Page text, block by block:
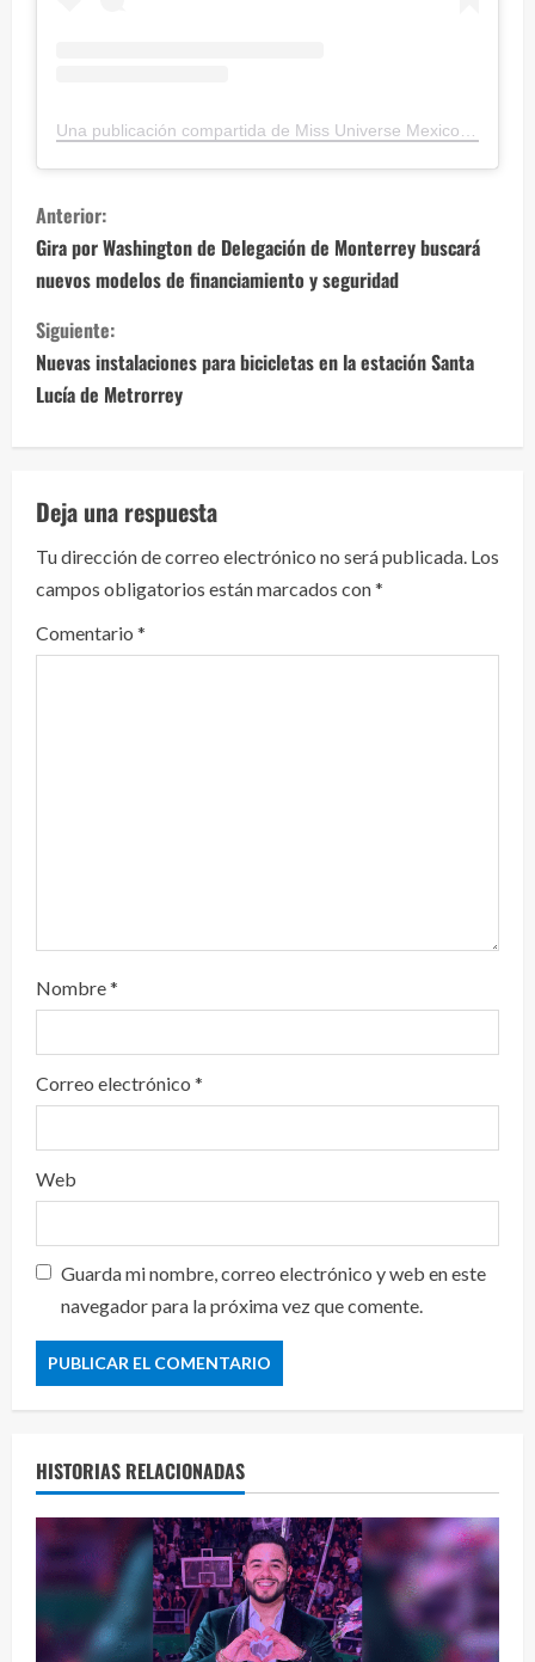
S
i
g
u
e
l
e
y
e
n
Anterior:
Gira por Washington de Delegación de Monterrey buscará
nuevos modelos de financiamiento y seguridad
Siguiente:
Nuevas instalaciones para bicicletas en la estación Santa
Lucía de Metrorrey
Deja una respuesta
Tu dirección de correo electrónico no será publicada. Los
campos obligatorios están marcados con*
Comentario *
Nombre*
Correo electrónico *
Web
Guarda mi nombre, correo electrónico y web en este
navegador para la próxima vez que comente.
HISTORIAS RELACIONADAS